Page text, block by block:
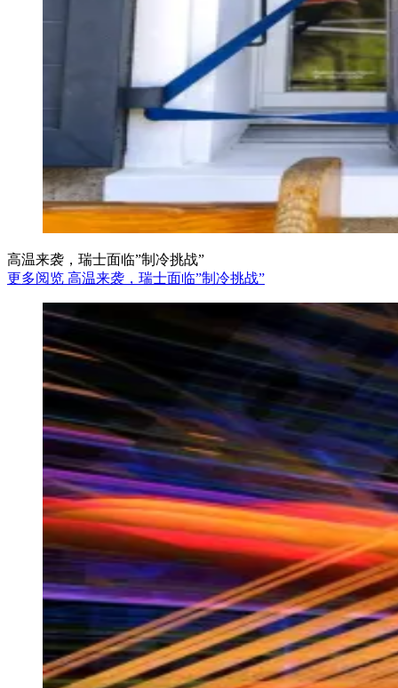
高温来袭，瑞士面临”制冷挑战”
更多阅览 高温来袭，瑞士面临”制冷挑战”